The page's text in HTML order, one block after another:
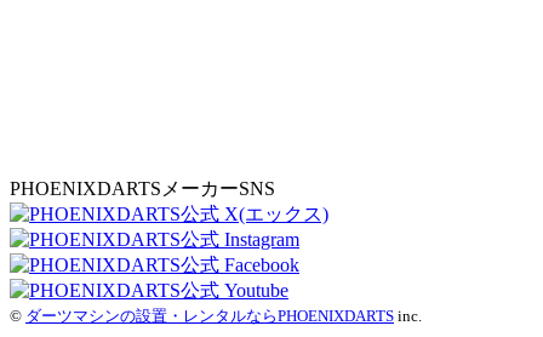
PHOENIXDARTSメーカーSNS
© ダーツマシンの設置・レンタルならPHOENIXDARTS inc.